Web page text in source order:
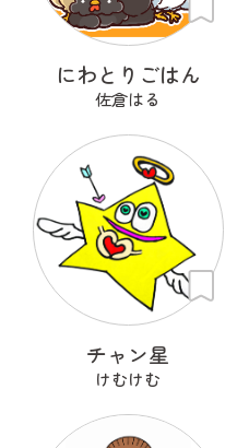
にわとりごはん
佐倉はる
チャン星
けむけむ